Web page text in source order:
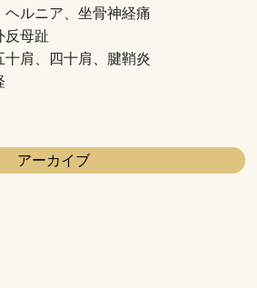
ヘルニア、坐骨神経痛
反母趾
十肩、四十肩、腱鞘炎
アーカイブ